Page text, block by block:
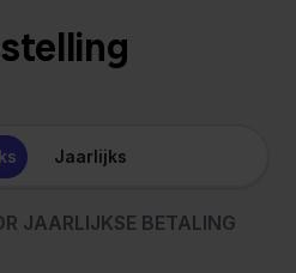
Jaarlijks
JAARLIJKSE BETALING